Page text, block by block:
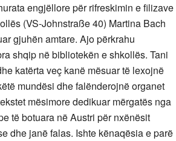
engjëllore për rifreskimin e filizave
(VS-Johnstraße 40) Martina Bach
gjuhën amtare. Ajo përkrahu
shqip në bibliotekën e shkollës. Tani
katërta veç kanë mësuar të lexojnë
mundësi dhe falënderojnë organet
mësimore dedikuar mërgatës nga
të botuara në Austri për nxënësit
dhe janë falas. Ishte kënaqësia e parë